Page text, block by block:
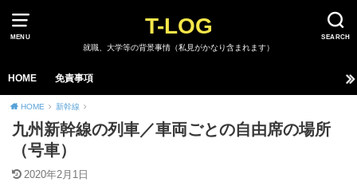
MENU SEARCH
T-LOG
就職、大学等の背景事情（私見がかなり含まれます）
HOME 免責事項
HOME 新幹線
九州新幹線の列車／車両ごとの自由席の場所
（号車）
2020年2月1日